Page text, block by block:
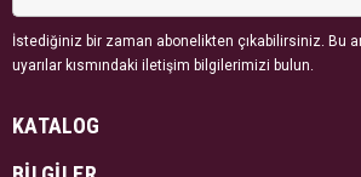
İstediğiniz bir zaman abonelikten çıkabilirsiniz. Bu
uyarılar kısmındaki iletişim bilgilerimizi bulun.
KATALOG